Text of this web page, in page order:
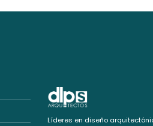
Líderes en diseño